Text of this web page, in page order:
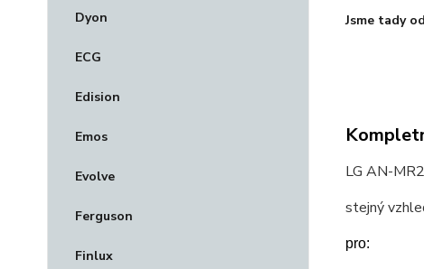
Dyon
ECG
Edision
Emos
Evolve
Ferguson
Finlux
Jsme tady
LG AN-
stejný
pro: